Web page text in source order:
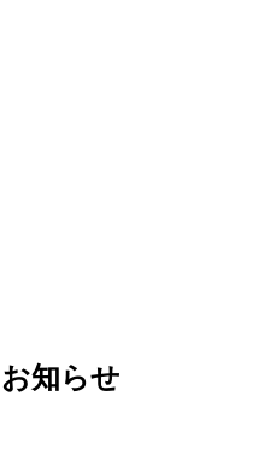
知らせ